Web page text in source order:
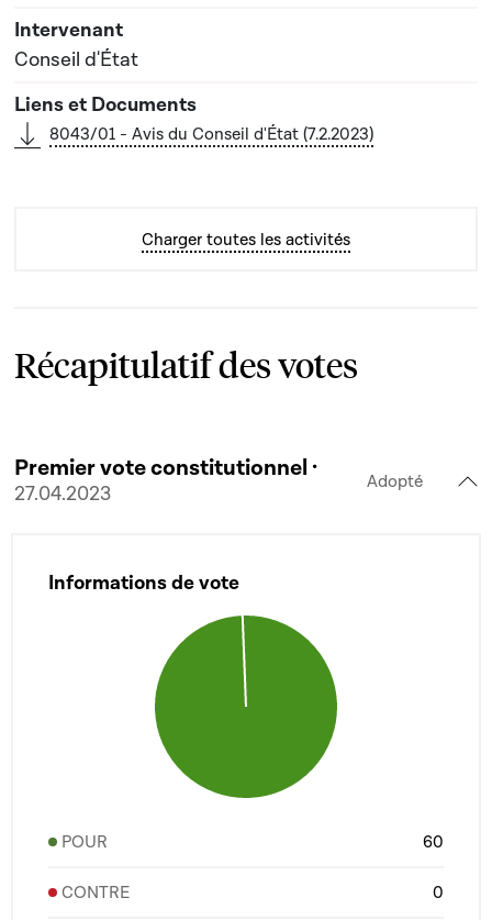
Conseil d'État
8043/01 - Avis du Conseil d'État (7.2.2023)
Charger toutes les activités
Récapitulatif des votes
Premier vote constitutionnel ·
27.04.2023
Adopté
Informations de vote
POUR 60
CONTRE 0